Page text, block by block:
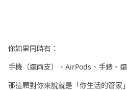
你如果同時有：
手機（還兩支）、AirPods、手錶、
那這顆對你來說就是「你生活的管家